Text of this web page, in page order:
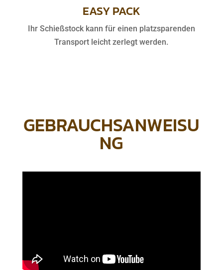
EASY PACK
Ihr Schießstock kann für einen platzsparenden
Transport leicht zerlegt werden.
GEBRAUCHSANWEISU
NG